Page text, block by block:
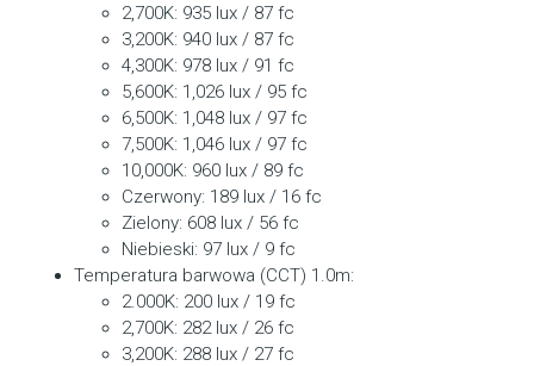
2,700K: 935 lux / 87 fc
3,200K: 940 lux / 87 fc
4,300K: 978 lux / 91 fc
5,600K: 1,026 lux / 95 fc
6,500K: 1,048 lux / 97 fc
7,500K: 1,046 lux / 97 fc
10,000K: 960 lux / 89 fc
Czerwony: 189 lux / 16 fc
Zielony: 608 lux / 56 fc
Niebieski: 97 lux / 9 fc
Temperatura barwowa (CCT) 1.0m:
2.000K: 200 lux / 19 fc
2,700K: 282 lux / 26 fc
3,200K: 288 lux / 27 fc